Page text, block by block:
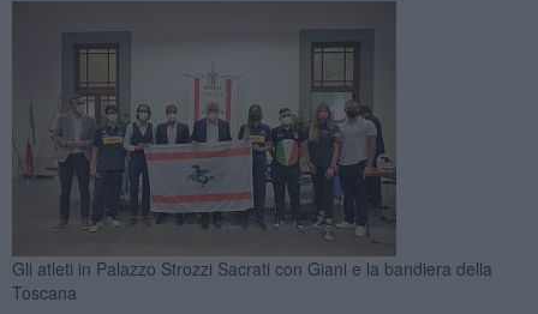
Gli atleti in Palazzo Strozzi Sacrati con Giani e la bandiera della
Toscana